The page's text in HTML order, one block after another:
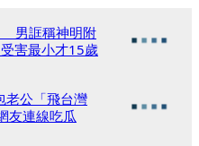
男誆稱神明附
害最小才15歲
老公「飛台灣
友連線吃瓜